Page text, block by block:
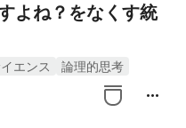
よね？をなくす統
エンス 論理的思考
more_horiz